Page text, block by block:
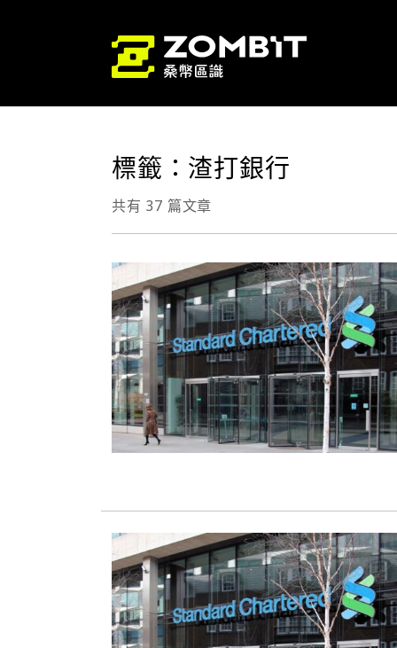
標籤：渣打銀行
共有 37 篇文章